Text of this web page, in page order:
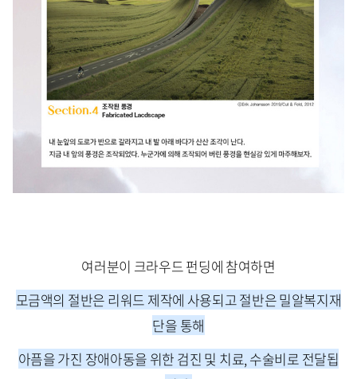
여러분이 크라우드 펀딩에 참여하면
모금액의 절반은 리워드 제작에 사용되고절반은 밀알복지재
단을 통해
아픔을 가진 장애아동을 위한 검진 및 치료, 수술비로 전달됩